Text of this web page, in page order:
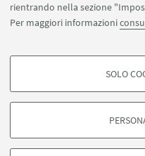
rientrando nella sezione
Per maggiori informazioni
COOKIE DI PROFILAZIONE
degli utenti, creare profili in base
di marketing.
SOLO
©Copyright 2026 - ALMA
Bologna - Via Zamboni, 33 -
Privacy
Note legali